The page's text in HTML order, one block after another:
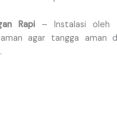
Rapi– Instalasi oleh
agar tangga aman